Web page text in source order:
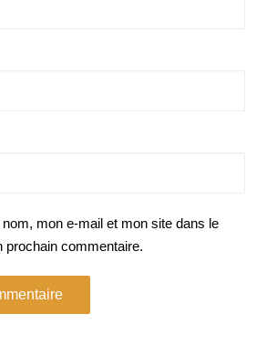
mon e-mail et mon site dans le
prochain commentaire.